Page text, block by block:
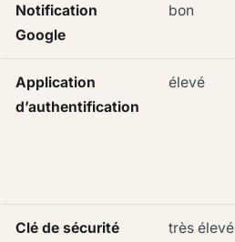
Notification
Google
bon
Application
d’authentification
élevé
Clé de sécurité très élevé